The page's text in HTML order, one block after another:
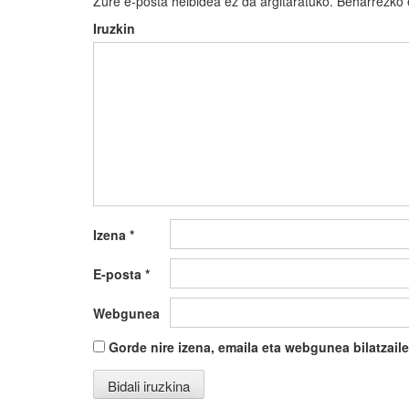
Iruzkin
Izena *
E-posta *
Webgunea
Gorde nire izena, emaila eta webgunea